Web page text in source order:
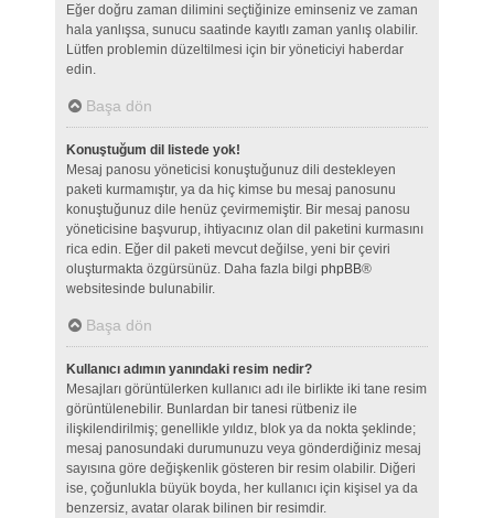
Eğer doğru zaman dilimini seçtiğinize eminseniz ve zaman
hala yanlışsa, sunucu saatinde kayıtlı zaman yanlış olabilir.
Lütfen problemin düzeltilmesi için bir yöneticiyi haberdar
edin.
Başa dön
Konuştuğum dil listede yok!
Mesaj panosu yöneticisi konuştuğunuz dili destekleyen
paketi kurmamıştır, ya da hiç kimse bu mesaj panosunu
konuştuğunuz dile henüz çevirmemiştir. Bir mesaj panosu
yöneticisine başvurup, ihtiyacınız olan dil paketini kurmasını
rica edin. Eğer dil paketi mevcut değilse, yeni bir çeviri
oluşturmakta özgürsünüz. Daha fazla bilgi phpBB®
websitesinde bulunabilir.
Başa dön
Kullanıcı adımın yanındaki resim nedir?
Mesajları görüntülerken kullanıcı adı ile birlikte iki tane resim
görüntülenebilir. Bunlardan bir tanesi rütbeniz ile
ilişkilendirilmiş; genellikle yıldız, blok ya da nokta şeklinde;
mesaj panosundaki durumunuzu veya gönderdiğiniz mesaj
sayısına göre değişkenlik gösteren bir resim olabilir. Diğeri
ise, çoğunlukla büyük boyda, her kullanıcı için kişisel ya da
benzersiz, avatar olarak bilinen bir resimdir.